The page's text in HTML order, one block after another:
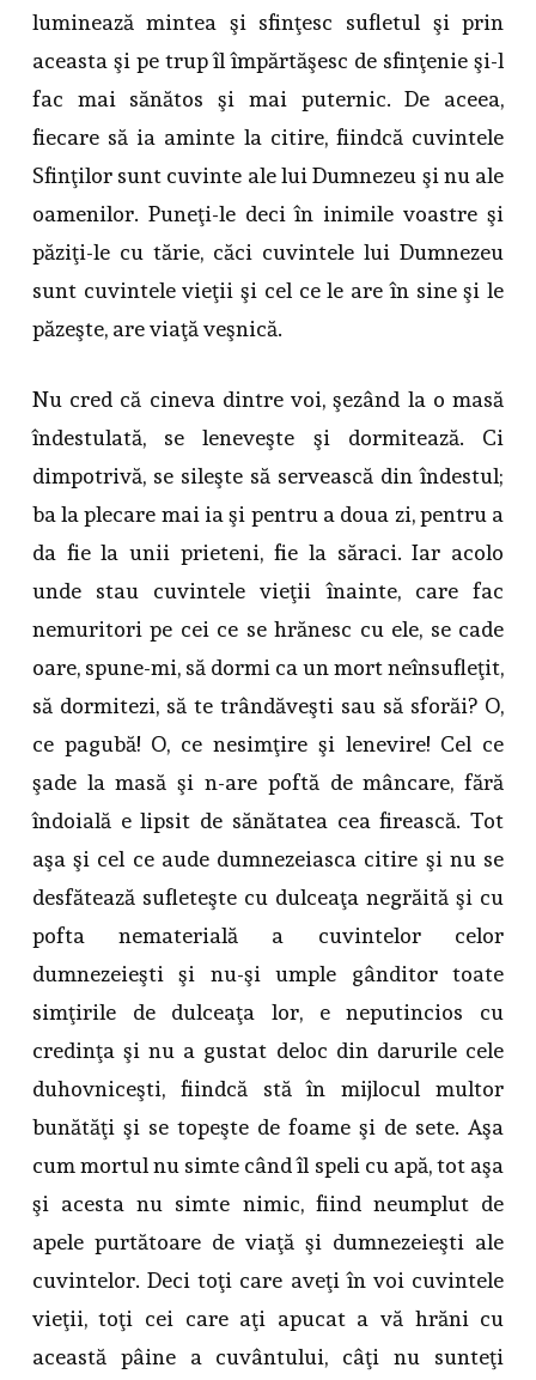
luminează mintea şi sfinţesc sufletul şi prin
aceasta şi pe trup îl împărtăşesc de sfinţenie şi-l
fac mai sănătos şi mai puternic. De aceea,
fiecare să ia aminte la citire, fiindcă cuvintele
Sfinţilor sunt cuvinte ale lui Dumnezeu şi nu ale
oamenilor. Puneţi-le deci în inimile voastre şi
păziţi-le cu tărie, căci cuvintele lui Dumnezeu
sunt cuvintele vieţii şi cel ce le are în sine şi le
păzeşte, are viaţă veşnică.
Nu cred că cineva dintre voi, şezând la o masă
îndestulată, se leneveşte şi dormitează. Ci
dimpotrivă, se sileşte să servească din îndestul;
ba la plecare mai ia şi pentru a doua zi, pentru a
da fie la unii prieteni, fie la săraci. Iar acolo
unde stau cuvintele vieţii înainte, care fac
nemuritori pe cei ce se hrănesc cu ele, se cade
oare, spune-mi, să dormi ca un mort neînsufleţit,
să dormitezi, să te trândăveşti sau să sforăi? O,
ce pagubă! O, ce nesimţire şi lenevire! Cel ce
şade la masă şi n-are poftă de mâncare, fără
îndoială e lipsit de sănătatea cea firească. Tot
aşa şi cel ce aude dumnezeiasca citire şi nu se
desfătează sufleteşte cu dulceaţa negrăită şi cu
pofta nematerială a cuvintelor celor
dumnezeieşti şi nu-şi umple gânditor toate
simţirile de dulceaţa lor, e neputincios cu
credinţa şi nu a gustat deloc din darurile cele
duhovniceşti, fiindcă stă în mijlocul multor
bunătăţi şi se topeşte de foame şi de sete. Aşa
cum mortul nu simte când îl speli cu apă, tot aşa
şi acesta nu simte nimic, fiind neumplut de
apele purtătoare de viaţă şi dumnezeieşti ale
cuvintelor. Deci toţi care aveţi în voi cuvintele
vieţii, toţi cei care aţi apucat a vă hrăni cu
această pâine a cuvântului, câţi nu sunteţi